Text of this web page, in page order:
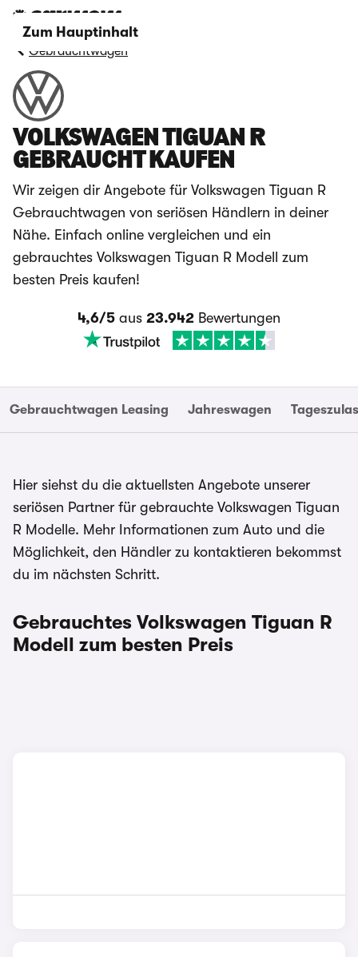
Zum Hauptinhalt
Gebrauchtwagen
VOLKSWAGEN TIGUAN R
GEBRAUCHT KAUFEN
Wir zeigen dir Angebote für Volkswagen Tiguan R
Gebrauchtwagen von seriösen Händlern in deiner
Nähe. Einfach online vergleichen und ein
gebrauchtes Volkswagen Tiguan R Modell zum
besten Preis kaufen!
4,6/5 aus 23.942 Bewertungen
Gebrauchtwagen Leasing Jahreswagen
Hier siehst du die aktuellsten Angebote unserer
seriösen Partner für gebrauchte Volkswagen Tiguan
R Modelle. Mehr Informationen zum Auto und die
Möglichkeit, den Händler zu kontaktieren bekommst
du im nächsten Schritt.
Gebrauchtes Volkswagen Tiguan R
Modell zum besten Preis